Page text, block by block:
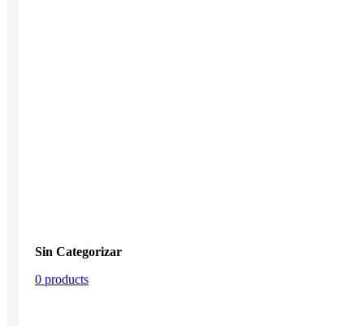
Sin Categorizar
0 products